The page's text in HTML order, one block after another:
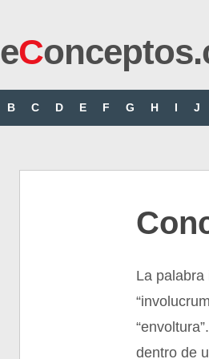
eC
B C D E F G H I J
La palabra
dentro de